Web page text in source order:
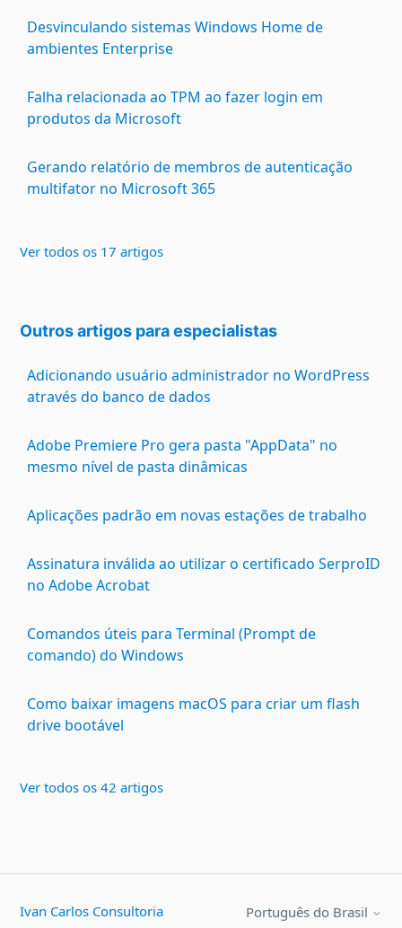
Desvinculando sistemas Windows Home de
ambientes Enterprise
Falha relacionada ao TPM ao fazer login em
produtos da Microsoft
Gerando relatório de membros de autenticação
multifator no Microsoft 365
Ver todos os 17 artigos
Outros artigos para especialistas
Adicionando usuário administrador no WordPress
através do banco de dados
Adobe Premiere Pro gera pasta "AppData" no
mesmo nível de pasta dinâmicas
Aplicações padrão em novas estações de trabalho
Assinatura inválida ao utilizar o certificado SerproID
no Adobe Acrobat
Comandos úteis para Terminal (Prompt de
comando) do Windows
Como baixar imagens macOS para criar um flash
drive bootável
Ver todos os 42 artigos
Ivan Carlos Consultoria Português do Brasil